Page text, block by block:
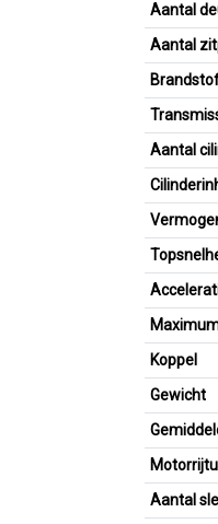
Aantal
Aantal
Aantal
Koppel
Gewicht
Aantal